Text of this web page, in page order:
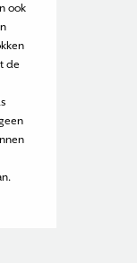
ook
de